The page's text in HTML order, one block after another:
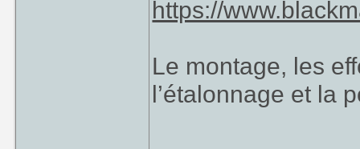
https://
Le montage, les
l’étalonnage et la